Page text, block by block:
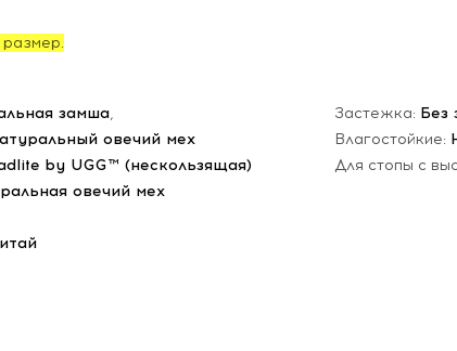
замша,
овечий мех
by UGG™ (нескользящая)
овечий мех
Застежка: Без
Влагостойкие:
Для стопы с